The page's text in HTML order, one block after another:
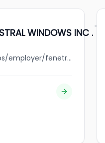
WINDOWS INC .
jobbank.gc.ca/browsejobs/employer/fenetres+magistral+windows+inc+./ca